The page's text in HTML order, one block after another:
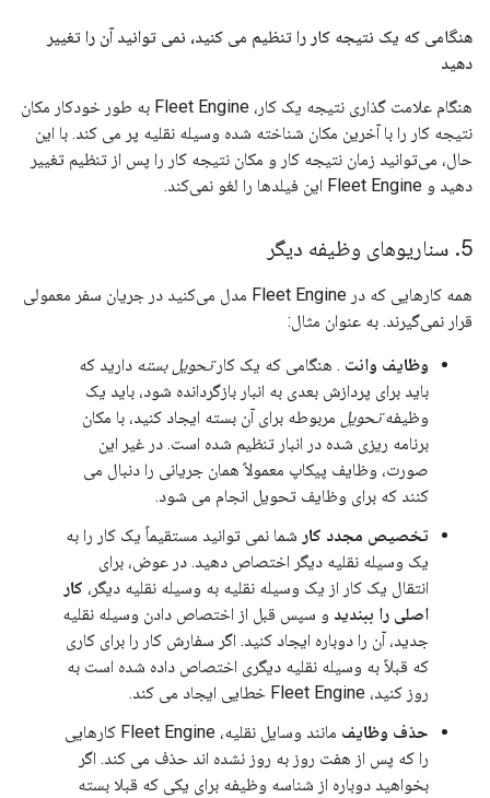
هنگامی که یک نتیجه کار را تنظیم می کنید، نمی توانید آن را تغییر
دهید
هنگام علامت گذاری نتیجه یک کار، Fleet Engine به طور خودکار مکان
نتیجه کار را با آخرین مکان شناخته شده وسیله نقلیه پر می کند. با این
حال، می‌توانید زمان نتیجه کار و مکان نتیجه کار را پس از تنظیم تغییر
دهید و Fleet Engine این فیلدها را لغو نمی‌کند.
5
. سناریوهای وظیفه دیگر
همه کارهایی که در Fleet Engine مدل می‌کنید در جریان سفر معمولی
قرار نمی‌گیرند. به عنوان مثال:
وظایف وانت . هنگامی که یک کارتحویل بسته دارید که
باید برای پردازش بعدی به انبار بازگردانده شود، باید یک
وظیفهتحویل
مربوطه برای آن بسته ایجاد کنید، با مکان
برنامه ریزی شده در انبار تنظیم شده است. در غیر این
صورت، وظایف پیکاپ معمولاً همان جریانی را دنبال می
کنند که برای وظایف تحویل انجام می شود.
تخصیص مجدد کار شما نمی توانید مستقیماً یک کار را به
یک وسیله نقلیه دیگر اختصاص دهید. در عوض، برای
انتقال یک کار از یک وسیله نقلیه به وسیله نقلیه دیگر، کار
اصلی را ببندید و سپس قبل از اختصاص دادن وسیله نقلیه
جدید، آن را دوباره ایجاد کنید. اگر سفارش کار را برای کاری
که قبلاً به وسیله نقلیه دیگری اختصاص داده شده است به
روز کنید، Fleet Engine خطایی ایجاد می کند.
حذف وظایف
مانند وسایل نقلیه، Fleet Engine کارهایی
را که پس از هفت روز به روز نشده اند حذف می کند. اگر
بخواهید دوباره از شناسه وظیفه برای یکی که قبلا بسته